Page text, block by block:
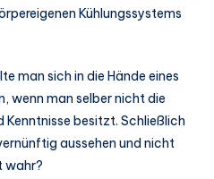
Kühlungssystems
man sich in die Hände eines
wenn man selber nicht die
Kenntnisse besitzt. Schließlich
aussehen und nicht
wahr?